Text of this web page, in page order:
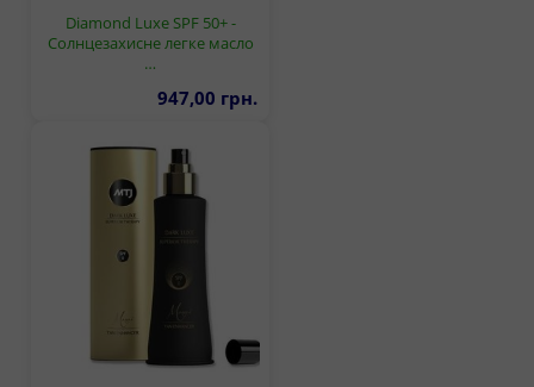
Diamond Luxe SPF 50+ -
Солнцезахисне легке масло
…
947,00 грн.